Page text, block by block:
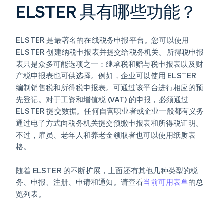
ELSTER 具有哪些功能？
ELSTER 是最著名的在线税务申报平台。您可以使用
ELSTER 创建纳税申报表并提交给税务机关。所得税申报
表只是众多可能选项之一：继承税和赠与税申报表以及财
产税申报表也可供选择。例如，企业可以使用 ELSTER
编制销售税和所得税申报表。可通过该平台进行相应的预
先登记。对于工资和增值税 (VAT) 的申报，必须通过
ELSTER 提交数据。任何自营职业者或企业一般都有义务
通过电子方式向税务机关提交预缴申报表和所得税证明。
不过，雇员、老年人和养老金领取者也可以使用纸质表
格。
随着 ELSTER 的不断扩展，上面还有其他几种类型的税
务、申报、注册、申请和通知。请查看当前可用表单的总
览列表。